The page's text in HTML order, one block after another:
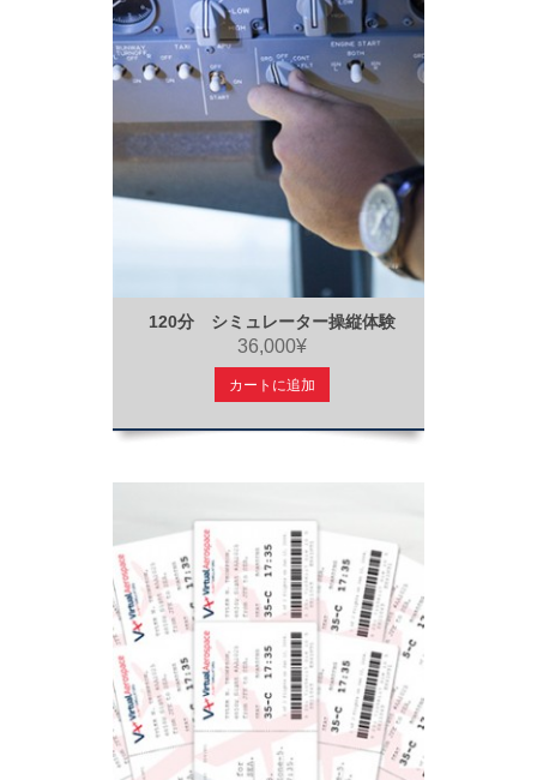
120分 シミュレーター操縦体験
36,000¥
カートに追加